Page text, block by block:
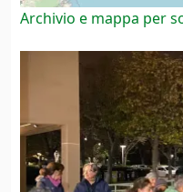
Archivio e mappa per